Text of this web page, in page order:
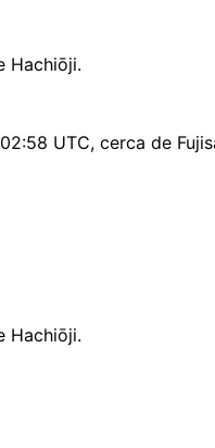
Hachiōji.
UTC, cerca de
Hachiōji.